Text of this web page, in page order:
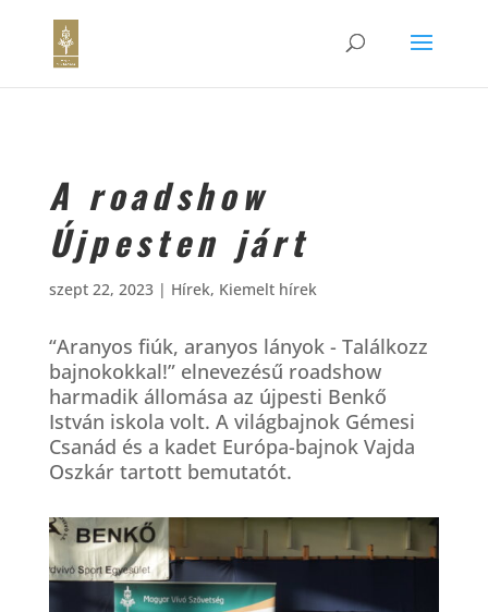
A roadshow
Újpesten járt
szept 22, 2023| Hírek, Kiemelt hírek
“Aranyos fiúk, aranyos lányok - Találkozz
bajnokokkal!” elnevezésű roadshow
harmadik állomása az újpesti Benkő
István iskola volt. A világbajnok Gémesi
Csanád és a kadet Európa-bajnok Vajda
Oszkár tartott bemutatót.